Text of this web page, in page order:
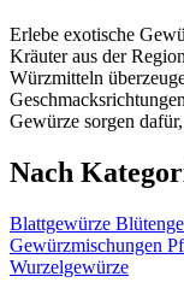
Erlebe exotische
Kräuter aus der
Würzmitteln
Gewürze sorgen
Nach
Blattgewürze
Gewürzmischungen
Wurzelgewürze